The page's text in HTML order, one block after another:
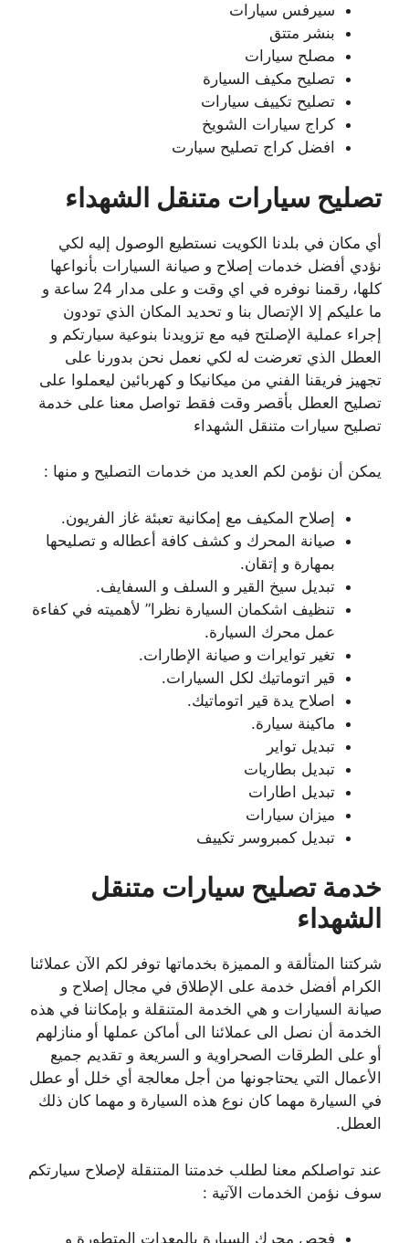
سيرفس سيارات
بنشر متتق
مصلح سيارات
تصليح مكيف السيارة
تصليح تكييف سيارات
كراج سيارات الشويخ
افضل كراج تصليح سيارت
تصليح سيارات متنقل الشهداء
أي مكان في بلدنا الكويت نستطيع الوصول إليه لكي
نؤدي أفضل خدمات إصلاح و صيانة السيارات بأنواعها
كلها، رقمنا نوفره في اي وقت و على مدار 24 ساعة و
ما عليكم إلا الإتصال بنا و تحديد المكان الذي تودون
إجراء عملية الإصلتح فيه مع تزويدنا بنوعية سيارتكم و
العطل الذي تعرضت له لكي نعمل نحن بدورنا على
تجهيز فريقنا الفني من ميكانيكا و كهربائين ليعملوا على
تصليح العطل بأقصر وقت فقط تواصل معنا على خدمة
تصليح سيارات متنقل الشهداء
يمكن أن نؤمن لكم العديد من خدمات التصليح و منها :
إصلاح المكيف مع إمكانية تعبئة غاز الفريون.
صيانة المحرك و كشف كافة أعطاله و تصليحها
بمهارة و إتقان.
تبديل سيخ القير و السلف و السفايف.
تنظيف اشكمان السيارة نظرا” لأهميته في كفاءة
عمل محرك السيارة.
تغير توايرات و صيانة الإطارات.
قير اتوماتيك لكل السيارات.
اصلاح يدة قير اتوماتيك.
ماكينة سيارة.
تبديل تواير
تبديل بطاريات
تبديل اطارات
ميزان سيارات
تبديل كمبروسر تكييف
خدمة تصليح سيارات متنقل
الشهداء
شركتنا المتألقة و المميزة بخدماتها توفر لكم الآن عملائنا
الكرام أفضل خدمة على الإطلاق في مجال إصلاح و
صيانة السيارات و هي الخدمة المتنقلة و بإمكاننا في هذه
الخدمة أن نصل الى عملائنا الى أماكن عملها أو منازلهم
أو على الطرقات الصحراوية و السريعة و تقديم جميع
الأعمال التي يحتاجونها من أجل معالجة أي خلل أو عطل
في السيارة مهما كان نوع هذه السيارة و مهما كان ذلك
العطل.
عند تواصلكم معنا لطلب خدمتنا المتنقلة لإصلاح سيارتكم
سوف نؤمن الخدمات الآتية :
فحص محرك السيارة بالمعدات المتطورة و